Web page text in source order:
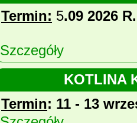
Termin: 5.09 2026
Szczegóły
KOTLINA
Termin: 11 - 13